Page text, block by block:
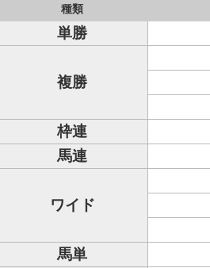
種類
単勝
複勝
枠連
馬連
ワイド
馬単